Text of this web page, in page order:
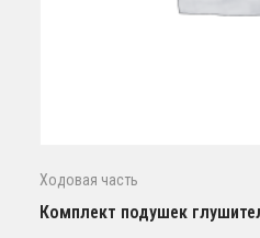
Ходовая часть
Комплект подушек